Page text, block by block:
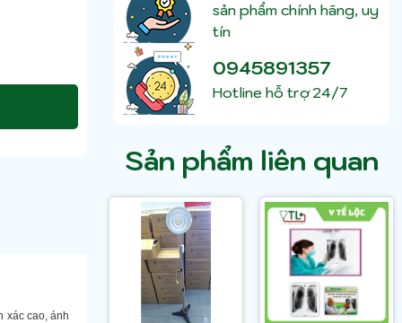
xác cao, ánh
sản phẩm chính hãng, uy
tín
0945891357
Hotline hỗ trợ 24/7
Sản phẩm liên quan